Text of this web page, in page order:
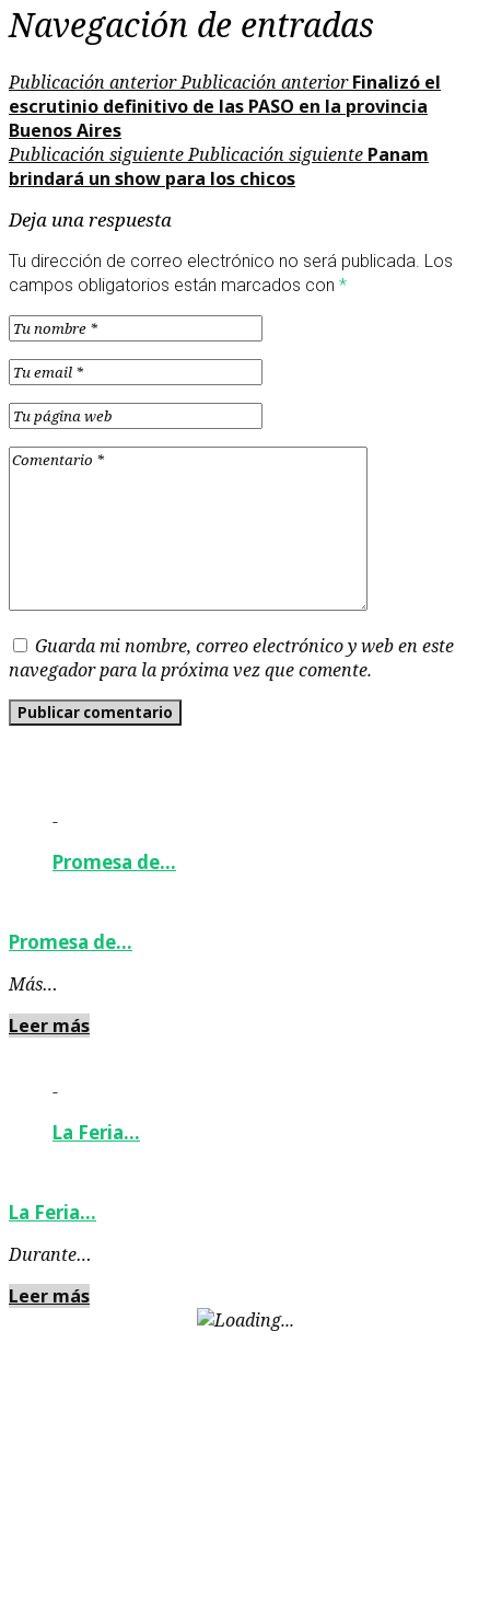
Navegación de entradas
Publicación anteriorPublicación anterior Finalizó el
escrutinio definitivo de las PASO en la provincia
Buenos Aires
Publicación siguientePublicación siguiente Panam
brindará un show para los chicos
Deja una respuesta
Tu dirección de correo electrónico no será publicada. Los
campos obligatorios están marcados con *
Guarda mi nombre, correo electrónico y web en este
navegador para la próxima vez que comente.
-
Promesa de…
Promesa de…
Más…
Leer más
-
La Feria…
La Feria…
Durante…
Leer más